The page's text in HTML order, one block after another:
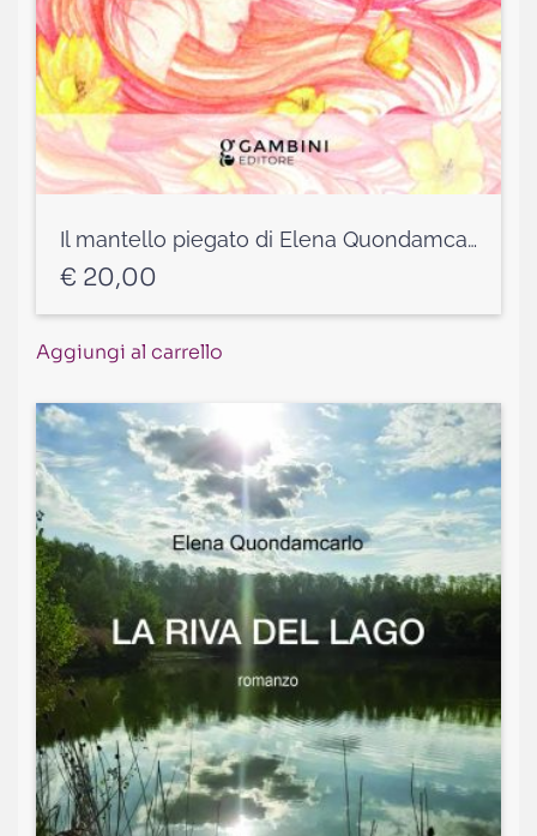
Il mantello piegato di Elena Quondamcarlo
€ 20,00
Aggiungi al carrello